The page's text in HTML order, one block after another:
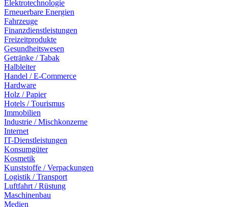
Elektrotechnologie
Erneuerbare Energien
Fahrzeuge
Finanzdienstleistungen
Freizeitprodukte
Gesundheitswesen
Getränke / Tabak
Halbleiter
Handel / E-Commerce
Hardware
Holz / Papier
Hotels / Tourismus
Immobilien
Industrie / Mischkonzerne
Internet
IT-Dienstleistungen
Konsumgüter
Kosmetik
Kunststoffe / Verpackungen
Logistik / Transport
Luftfahrt / Rüstung
Maschinenbau
Medien